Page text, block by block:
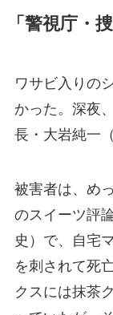
「警視庁・
ワサビ入りの
かった。深夜
長・大岩純一
被害者は、め
のスイーツ評
史）で、自宅
を刺されて死
クスには抹茶